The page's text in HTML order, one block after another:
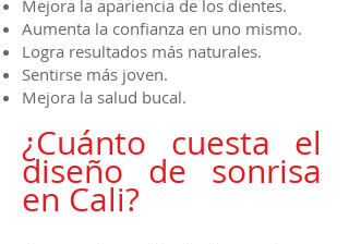
Mejora la apariencia de los dientes.
Aumenta la confianza en uno mismo.
Logra resultados más naturales.
Sentirse más joven.
Mejora la salud bucal.
¿Cuánto cuesta el
diseño de sonrisa
en Cali?